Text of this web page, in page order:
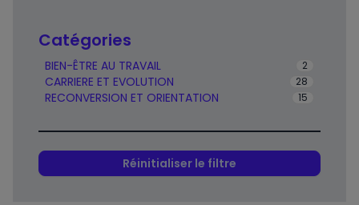
Catégories
BIEN-ÊTRE AU TRAVAIL 2
CARRIERE ET EVOLUTION 28
RECONVERSION ET ORIENTATION 15
Réinitialiser le filtre